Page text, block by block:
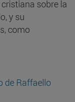
sobre la
y su
como
de Raffaello